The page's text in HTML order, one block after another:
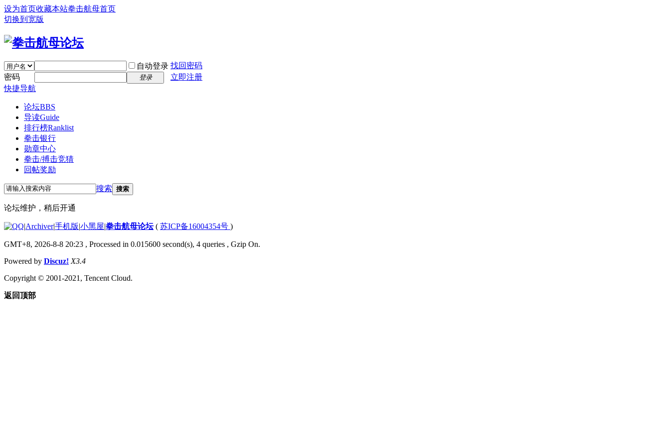
设为首页收藏本站拳击航母首页
切换到宽版
自动登录 找回密码
密码
登录
立即注册
快捷导航
论坛BBS
导读Guide
排行榜Ranklist
拳击银行
勋章中心
拳击/搏击竞猜
回帖奖励
搜索 搜索
论坛维护，稍后开通
|Archiver|手机版|小黑屋|拳击航母论坛( 苏ICP备16004354号 )
GMT+8, 2026-8-8 20:23 , Processed in 0.015600 second(s), 4 queries , Gzip On.
Powered by Discuz! X3.4
Copyright © 2001-2021, Tencent Cloud.
返回顶部